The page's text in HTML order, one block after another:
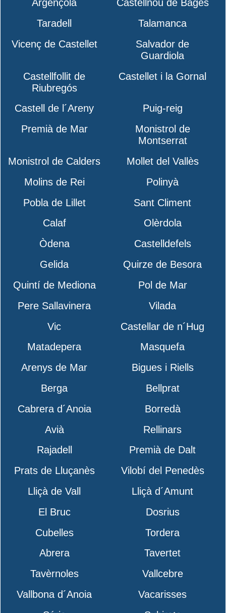
Argençola
Castellnou de Bages
Taradell
Talamanca
Vicenç de Castellet
Salvador de
Guardiola
Castellfollit de
Riubregós
Castellet i la Gornal
Castell de l´Areny
Puig-reig
Premià de Mar
Monistrol de
Montserrat
Monistrol de Calders
Mollet del Vallès
Molins de Rei
Polinyà
Pobla de Lillet
Sant Climent
Calaf
Olèrdola
Òdena
Castelldefels
Gelida
Quirze de Besora
Quintí de Mediona
Pol de Mar
Pere Sallavinera
Vilada
Vic
Castellar de n´Hug
Matadepera
Masquefa
Arenys de Mar
Bigues i Riells
Berga
Bellprat
Cabrera d´Anoia
Borredà
Avià
Rellinars
Rajadell
Premià de Dalt
Prats de Lluçanès
Vilobí del Penedès
Lliçà de Vall
Lliçà d´Amunt
El Bruc
Dosrius
Cubelles
Tordera
Abrera
Tavertet
Tavèrnoles
Vallcebre
Vallbona d´Anoia
Vacarisses